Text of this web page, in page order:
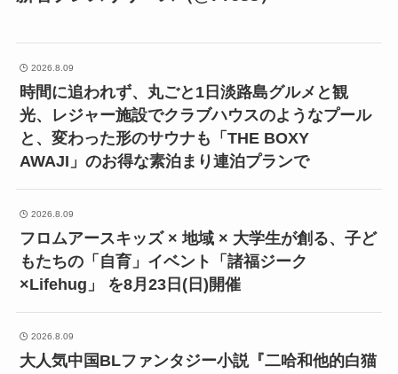
2026.8.09
時間に追われず、丸ごと1日淡路島グルメと観
光、レジャー施設でクラブハウスのようなプール
と、変わった形のサウナも「THE BOXY
AWAJI」のお得な素泊まり連泊プランで
2026.8.09
フロムアースキッズ × 地域 × 大学生が創る、子ど
もたちの「自育」イベント「諸福ジーク
×Lifehug」 を8月23日(日)開催
2026.8.09
大人気中国BLファンタジー小説『二哈和他的白猫